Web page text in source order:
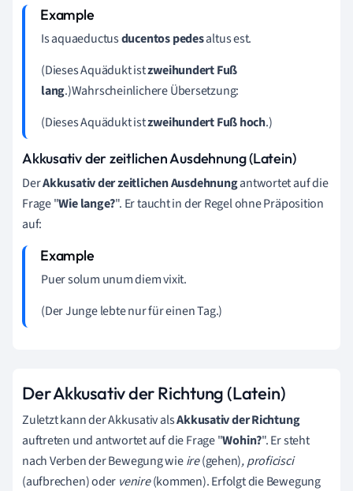
Is aquaeductusducentos pedesaltus est.
(Dieses Aquädukt istzweihundert Fuß
lang.)Wahrscheinlichere Übersetzung:
(Dieses Aquädukt istzweihundert Fuß hoch.)
Akkusativ der zeitlichen Ausdehnung (Latein)
DerAkkusativ der zeitlichen Ausdehnungantwortet auf die
Frage "Wie lange?". Er taucht in der Regel ohne Präposition
auf:
Puer solum unum diem vixit.
(Der Junge lebte nur für einen Tag.)
Der Akkusativ der Richtung (Latein)
Zuletzt kann der Akkusativ alsAkkusativ der Richtung
auftreten und antwortet auf die Frage "Wohin?". Er steht
nach Verben der Bewegung wieire(gehen), proficisci
(aufbrechen) oder venire(kommen). Erfolgt die Bewegung